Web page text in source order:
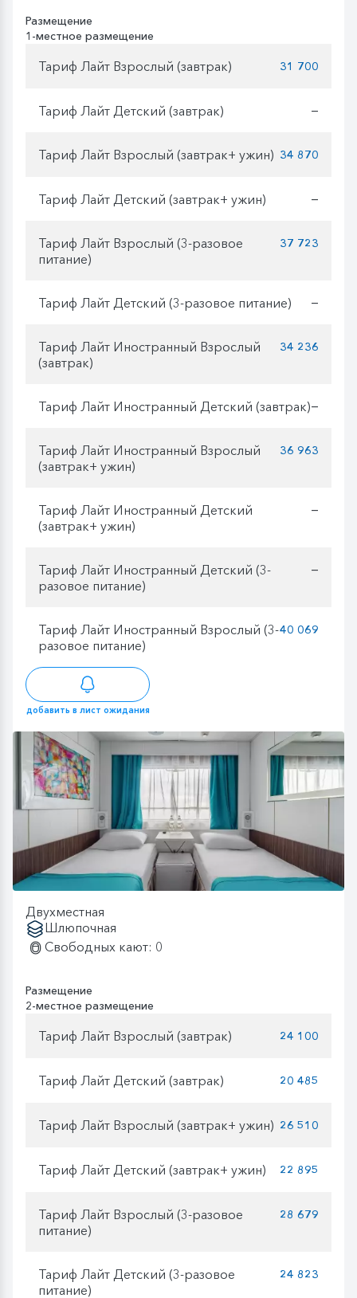
Размещение
1-местное размещение
Тариф Лайт Взрослый (завтрак) 31 700
Тариф Лайт Детский (завтрак) —
Тариф Лайт Взрослый (завтрак+ ужин) 34 870
Тариф Лайт Детский (завтрак+ ужин) —
Тариф Лайт Взрослый (3-разовое
питание)
37 723
Тариф Лайт Детский (3-разовое питание) —
Тариф Лайт Иностранный Взрослый
(завтрак)
34 236
Тариф Лайт Иностранный Детский (завтрак)—
Тариф Лайт Иностранный Взрослый
(завтрак+ ужин)
36 963
Тариф Лайт Иностранный Детский
(завтрак+ ужин)
—
Тариф Лайт Иностранный Детский (3-
разовое питание)
—
Тариф Лайт Иностранный Взрослый (3-
разовое питание)
40 069
добавить в лист ожидания
Двухместная
Шлюпочная
Свободных кают: 0
Размещение
2-местное размещение
Тариф Лайт Взрослый (завтрак) 24 100
Тариф Лайт Детский (завтрак) 20 485
Тариф Лайт Взрослый (завтрак+ ужин) 26 510
Тариф Лайт Детский (завтрак+ ужин) 22 895
Тариф Лайт Взрослый (3-разовое
питание)
28 679
Тариф Лайт Детский (3-разовое
питание)
24 823